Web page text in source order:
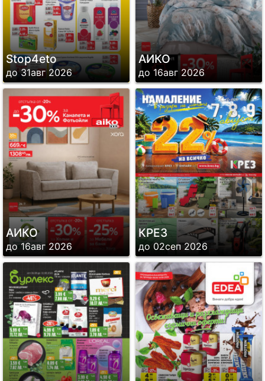
Stop4eto
до 31авг 2026
АИКО
до 16авг 2026
АИКО
до 16авг 2026
КРЕЗ
до 02сеп 2026